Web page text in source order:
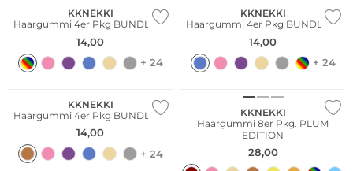
KKNEKKI
Haargummi 4er Pkg BUNDLE 18
14,00
+ 24
KKNEKKI
Haargummi 4er Pkg BUNDLE 13
14,00
+ 24
KKNEKKI
Haargummi 4er Pkg BUNDLE 12
14,00
+ 24
Multi Pack
KKNEKKI
Haargummi 8er Pkg. PLUM
EDITION
28,00